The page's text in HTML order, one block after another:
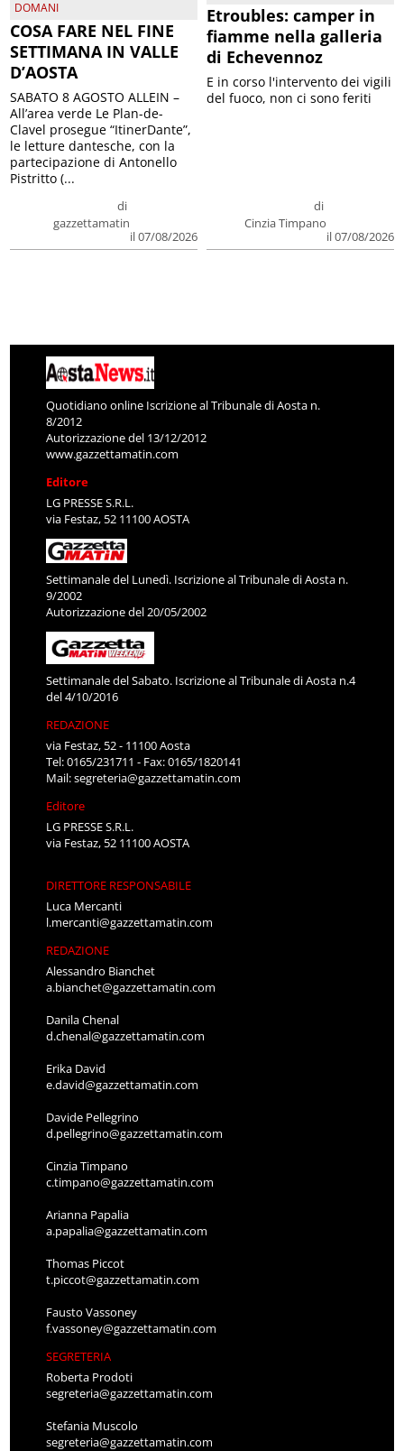
DOMANI
COSA FARE NEL FINE
SETTIMANA IN VALLE
D’AOSTA
di
gazzettamatin
il 07/08/2026
SABATO 8 AGOSTO ALLEIN –
All’area verde Le Plan-de-
Clavel prosegue “ItinerDante”,
le letture dantesche, con la
partecipazione di Antonello
Pistritto (...
Etroubles: camper in
fiamme nella galleria
di Echevennoz
di
Cinzia Timpano
il 07/08/2026
E in corso l'intervento dei vigili
del fuoco, non ci sono feriti
Quotidiano online Iscrizione al Tribunale di Aosta n.
8/2012
Autorizzazione del 13/12/2012
www.gazzettamatin.com
Editore
LG PRESSE S.R.L.
via Festaz, 52 11100 AOSTA
Settimanale del Lunedì. Iscrizione al Tribunale di Aosta n.
9/2002
Autorizzazione del 20/05/2002
Settimanale del Sabato. Iscrizione al Tribunale di Aosta n.4
del 4/10/2016
REDAZIONE
via Festaz, 52 - 11100 Aosta
Tel: 0165/231711 - Fax: 0165/1820141
Mail:segreteria@gazzettamatin.com
Editore
LG PRESSE S.R.L.
via Festaz, 52 11100 AOSTA
DIRETTORE RESPONSABILE
Luca Mercanti
l.mercanti@gazzettamatin.com
REDAZIONE
Alessandro Bianchet
a.bianchet@gazzettamatin.com
Danila Chenal
d.chenal@gazzettamatin.com
Erika David
e.david@gazzettamatin.com
Davide Pellegrino
d.pellegrino@gazzettamatin.com
Cinzia Timpano
c.timpano@gazzettamatin.com
Arianna Papalia
a.papalia@gazzettamatin.com
Thomas Piccot
t.piccot@gazzettamatin.com
Fausto Vassoney
f.vassoney@gazzettamatin.com
SEGRETERIA
Roberta Prodoti
segreteria@gazzettamatin.com
Stefania Muscolo
segreteria@gazzettamatin.com